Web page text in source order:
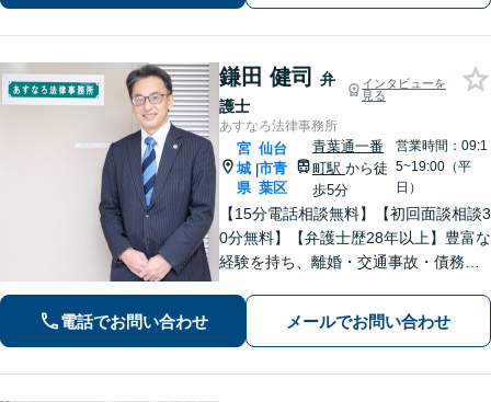
鎌田 健司
弁
護士
インタビューを
見る
あすなろ法律事務所
宮
城
県
|
仙台
市青
葉区
青葉通一番
町駅 から徒
歩5分
営業時間：09:1
5~19:00（平
日）
【15分電話相談無料】【初回面談相談3
0分無料】【弁護士歴28年以上】豊富な
経験を持ち、離婚・交通事故・債務整
応。司法書士や税理士と連携。【青葉
通一番町駅5分】
電話でお問い合わせ メールでお問い合わせ